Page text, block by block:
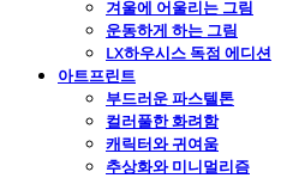
겨울에 어울리는 그림
운동하게 하는 그림
LX하우시스 독점 에디션
아트프린트
부드러운 파스텔톤
컬러풀한 화려함
캐릭터와 귀여움
추상화와 미니멀리즘